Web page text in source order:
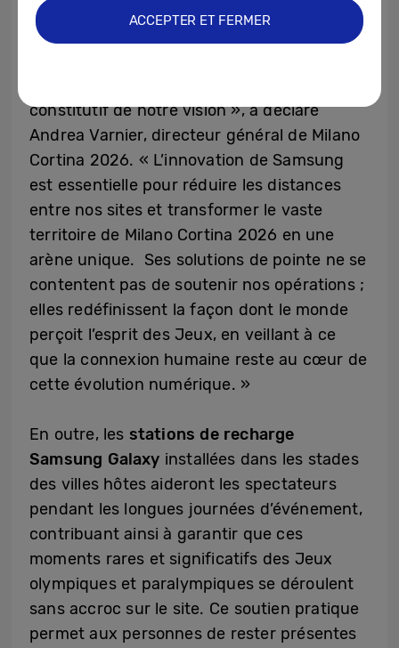
organiser les Jeux olympiques d’hiver les
plus étendus géographiquement de
constitutif de notre vision », a déclaré
Andrea Varnier, directeur général de Milano
Cortina 2026. « L’innovation de Samsung
est essentielle pour réduire les distances
entre nos sites et transformer le vaste
territoire de Milano Cortina 2026 en une
arène unique. Ses solutions de pointe ne se
contentent pas de soutenir nos opérations ;
elles redéfinissent la façon dont le monde
perçoit l’esprit des Jeux, en veillant à ce
que la connexion humaine reste au cœur de
cette évolution numérique. »
En outre, les stations de recharge
Samsung Galaxy installées dans les stades
des villes hôtes aideront les spectateurs
pendant les longues journées d’événement,
contribuant ainsi à garantir que ces
moments rares et significatifs des Jeux
olympiques et paralympiques se déroulent
sans accroc sur le site. Ce soutien pratique
permet aux personnes de rester présentes
ACCEPTER ET FERMER